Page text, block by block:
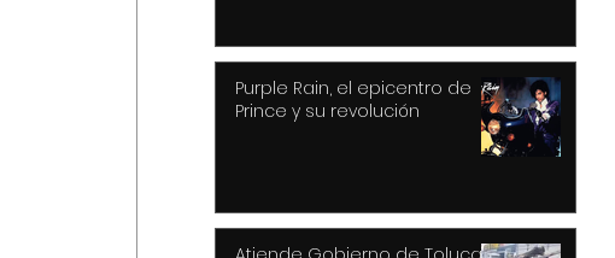
Purple Rain, el epicentro de
Prince y su revolución